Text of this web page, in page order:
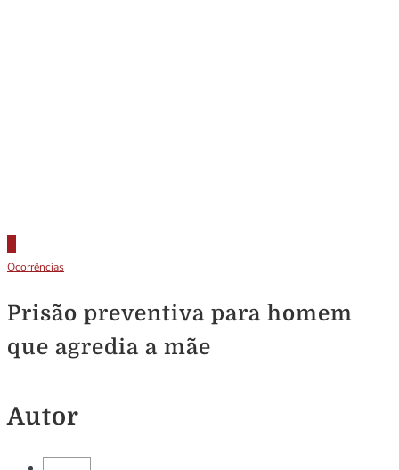
Ocorrências
Prisão preventiva para homem
que agredia a mãe
Autor